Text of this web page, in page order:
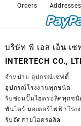
Orders Addresses
บริษัท พี เอส เอ็น เซ
INTERTECH CO.,
จำหน่าย อุปกรณ์เซฟตี้
อุปกรณ์โรงงานทุกชนิด
รับซ่อมปั๊มไฮดรอลิคทุกชนิ
พันไดร์ มอเตอร์ไฟฟ้าโรง
รับอัดสายไฮดรอลิค